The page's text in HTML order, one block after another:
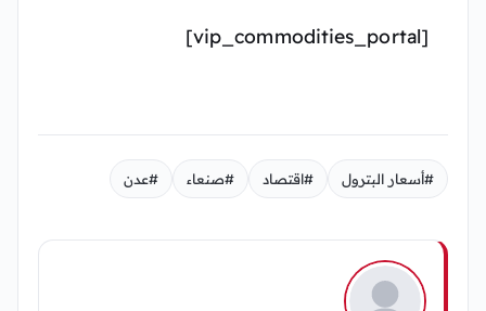
[vip_commodities_portal]
#أسعار البترول #اقتصاد #صنعاء #عدن